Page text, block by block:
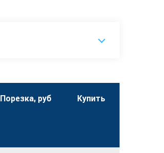
Порезка, руб Купить